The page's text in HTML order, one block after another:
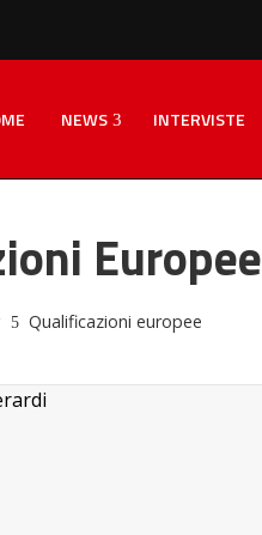
NEWS INTERVISTE
Europee
Qualificazioni europee